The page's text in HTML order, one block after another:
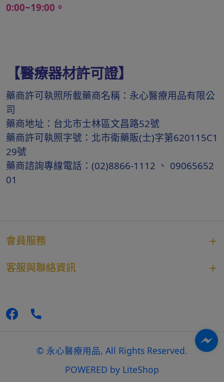
0:00~19:00。
【醫療器材許可證】
藥商許可執照所載藥商名稱：永心醫療用品有限公
司
藥商地址：台北市士林區文昌路52號
藥商許可執照字號：北市衛藥販(士)字第620115C1
29號
藥商諮詢專線電話：(02)8866-1112 、 09065652
01
會員服務
客服與聯絡資訊
© 永心醫療用品, All Rights Reserved.
POWERED by LiteShop